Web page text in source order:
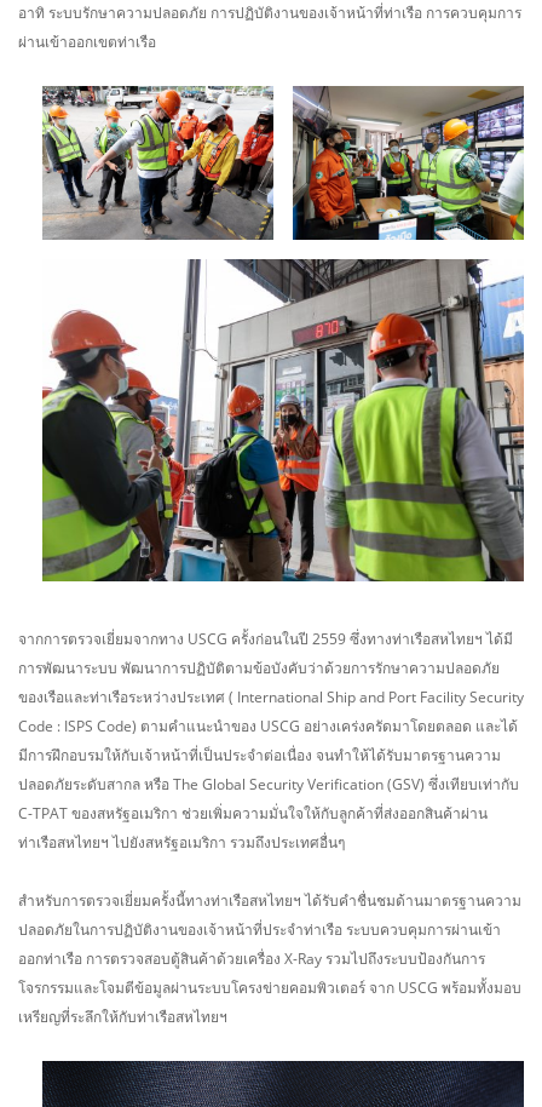
อาทิ ระบบรักษาความปลอดภัย การปฏิบัติงานของเจ้าหน้าที่ท่าเรือ การควบคุมการ
ผ่านเข้าออกเขตท่าเรือ
จากการตรวจเยี่ยมจากทาง USCG ครั้งก่อนในปี 2559 ซึ่งทางท่าเรือสหไทยฯ ได้มี
การพัฒนาระบบ พัฒนาการปฏิบัติตามข้อบังคับว่าด้วยการรักษาความปลอดภัย
ของเรือและท่าเรือระหว่างประเทศ ( International Ship and Port Facility Security
Code : ISPS Code) ตามคำแนะนำของ USCG อย่างเคร่งครัดมาโดยตลอด และได้
มีการฝึกอบรมให้กับเจ้าหน้าที่เป็นประจำต่อเนื่อง จนทำให้ได้รับมาตรฐานความ
ปลอดภัยระดับสากล หรือ The Global Security Verification (GSV) ซึ่งเทียบเท่ากับ
C-TPAT ของสหรัฐอเมริกา ช่วยเพิ่มความมั่นใจให้กับลูกค้าที่ส่งออกสินค้าผ่าน
ท่าเรือสหไทยฯ ไปยังสหรัฐอเมริกา รวมถึงประเทศอื่นๆ
สำหรับการตรวจเยี่ยมครั้งนี้ทางท่าเรือสหไทยฯ ได้รับคำชื่นชมด้านมาตรฐานความ
ปลอดภัยในการปฏิบัติงานของเจ้าหน้าที่ประจำท่าเรือ ระบบควบคุมการผ่านเข้า
ออกท่าเรือ การตรวจสอบตู้สินค้าด้วยเครื่อง X-Ray รวมไปถึงระบบป้องกันการ
โจรกรรมและโจมตีข้อมูลผ่านระบบโครงข่ายคอมพิวเตอร์ จาก USCG พร้อมทั้งมอบ
เหรียญที่ระลึกให้กับท่าเรือสหไทยฯ